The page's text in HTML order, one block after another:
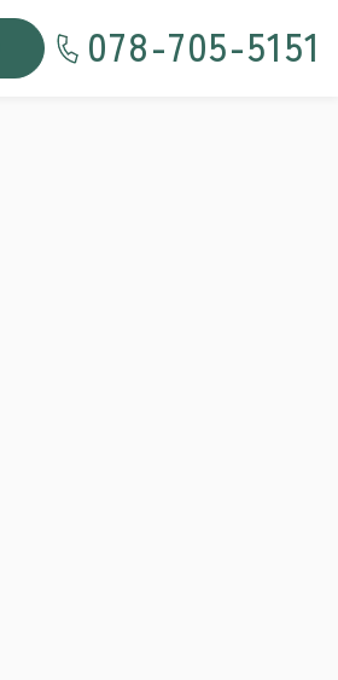
078-705-5151